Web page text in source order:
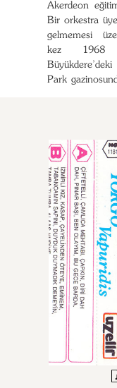
Akerdeon
Bir orkestra
gelmemesi
kez 1968
Park
Yunan
yakınlığına
kapağında türk